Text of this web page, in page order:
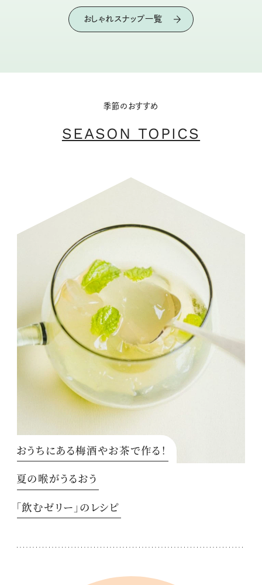
おしゃれスナップ一覧
季節のおすすめ
SEASON TOPICS
おうちにある梅酒やお茶で作る！
夏の喉がうるおう
「飲むゼリー」のレシピ